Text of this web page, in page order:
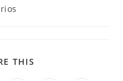
THIS